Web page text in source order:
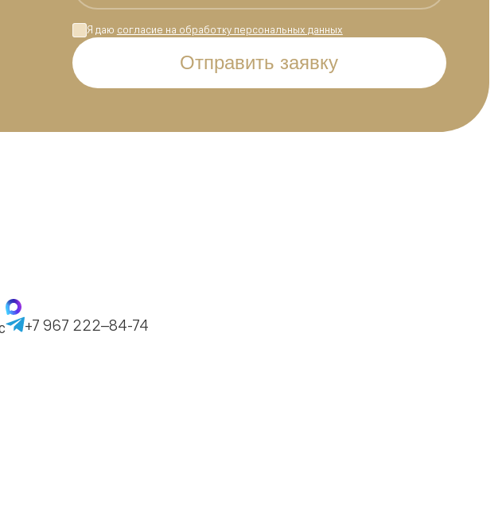
Я даю согласие на обработку персональных данных
Отправить заявку
+7 967 222–84-74